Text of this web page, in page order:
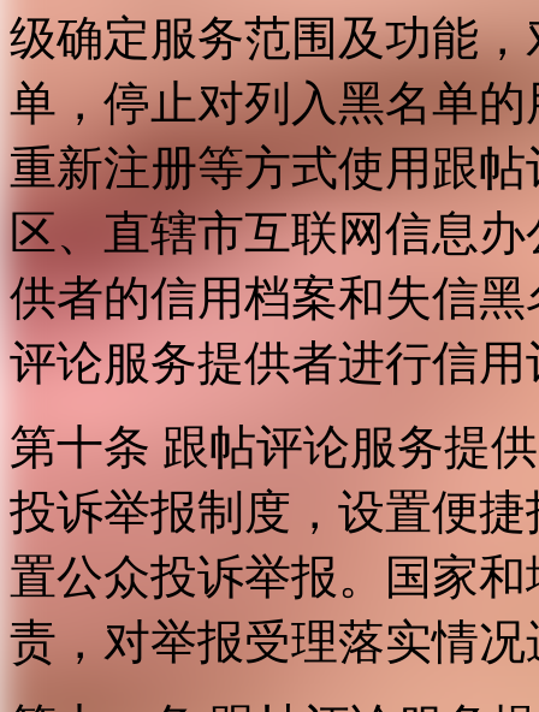
级确定服务范围及功能
单，停止对列入黑名单
重新注册等方式使用跟
区、直辖市互联网信息
供者的信用档案和失信
评论服务提供者进行信用
第十条 跟帖评论服务提
投诉举报制度，设置便
置公众投诉举报。国家
责，对举报受理落实情